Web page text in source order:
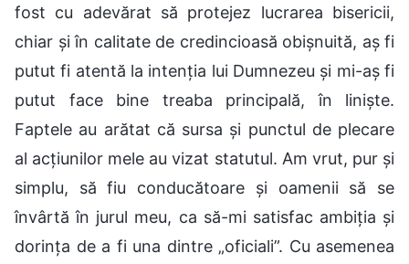
fost cu adevărat să protejez lucrarea bisericii,
chiar și în calitate de credincioasă obișnuită, aș fi
putut fi atentă la intenția lui Dumnezeu și mi-aș fi
putut face bine treaba principală, în liniște.
Faptele au arătat că sursa și punctul de plecare
al acțiunilor mele au vizat statutul. Am vrut, pur și
simplu, să fiu conducătoare și oamenii să se
învârtă în jurul meu, ca să-mi satisfac ambiția și
dorința de a fi una dintre „oficiali”. Cu asemenea